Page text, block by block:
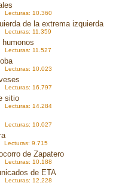
Lecturas: 10.360
de la extrema izquierda
Lecturas: 11.359
humonos
Lecturas: 11.527
Lecturas: 10.023
Lecturas: 16.797
sitio
Lecturas: 14.284
Lecturas: 10.027
Lecturas: 9.715
de Zapatero
Lecturas: 10.188
de ETA
Lecturas: 12.228